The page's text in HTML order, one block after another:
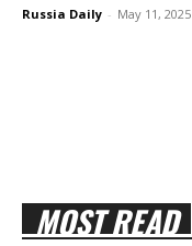
Russia Daily - May 11, 2025
MOST READ